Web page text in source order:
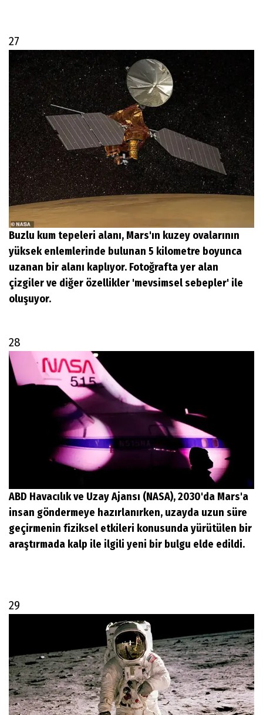
27
Buzlu kum tepeleri alanı, Mars'ın kuzey ovalarının
yüksek enlemlerinde bulunan 5 kilometre boyunca
uzanan bir alanı kaplıyor. Fotoğrafta yer alan
çizgiler ve diğer özellikler 'mevsimsel sebepler' ile
oluşuyor.
28
ABD Havacılık ve Uzay Ajansı (NASA), 2030'da Mars'a
insan göndermeye hazırlanırken, uzayda uzun süre
geçirmenin fiziksel etkileri konusunda yürütülen bir
araştırmada kalp ile ilgili yeni bir bulgu elde edildi.
29